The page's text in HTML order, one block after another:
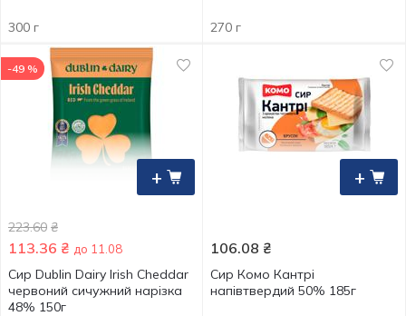
300 г 270 г
+
-49 %
223.60 ₴
113.36 ₴ до 11.08
Сир Dublin Dairy Irish Cheddar
червоний сичужний нарізка
48% 150г
+
106.08 ₴
Сир Комо Кантрі
напівтвердий 50% 185г